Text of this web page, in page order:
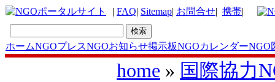
| FAQ| Sitemap| お問合せ| 携帯|
ホームNGOプレスNGOお知らせ掲示板NGOカレンダーNGO
home » 国際協力